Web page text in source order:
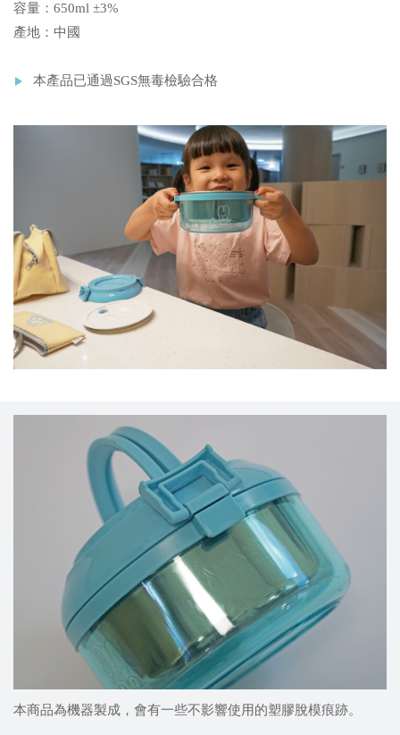
容量：650ml ±3%
產地：中國
本產品已通過SGS無毒檢驗合格
本商品為機器製成，會有一些不影響使用的塑膠脫模痕跡。